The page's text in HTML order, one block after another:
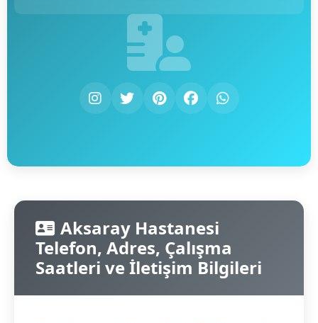
Aksaray Hastanesi
Telefon, Adres, Çalışma
Saatleri ve İletişim Bilgileri